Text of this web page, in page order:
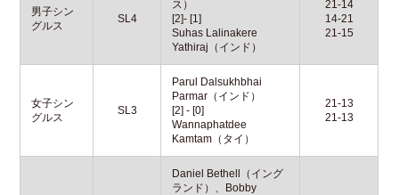
男子シン
グルス
SL4
ス）
[2]- [1]
Suhas Lalinakere
Yathiraj（インド）
21-14
14-21
21-15
女子シン
グルス
SL3
Parul Dalsukhbhai
Parmar（インド）
[2] - [0]
Wannaphatdee
Kamtam（タイ）
21-13
21-13
Daniel Bethell（イング
ランド）、Bobby